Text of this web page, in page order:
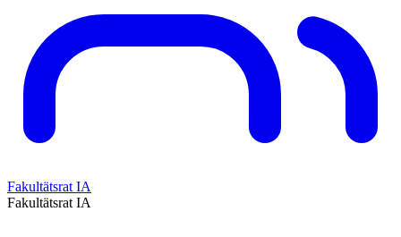
Fakultätsrat IA
Fakultätsrat IA